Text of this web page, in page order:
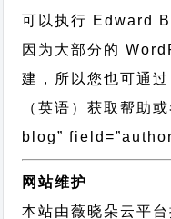
可以执行 Edward
因为大部分的
建，所以您也可通过
（英语）获取帮助
blog”
网站维护
本站由薇晓朵云平